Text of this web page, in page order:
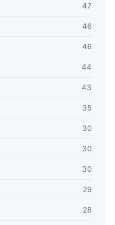
47
46
46
44
43
35
30
30
30
29
28